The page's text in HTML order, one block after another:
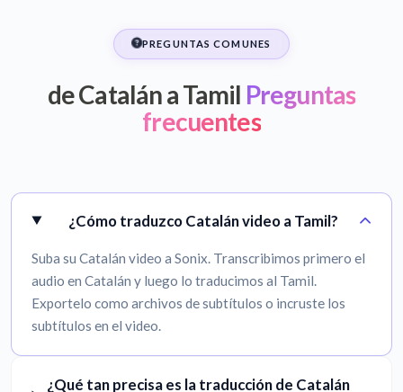
PREGUNTAS COMUNES
de Catalán a Tamil Preguntas
frecuentes
¿Cómo traduzco Catalán video a Tamil?
Suba su Catalán video a Sonix. Transcribimos primero el
audio en Catalán y luego lo traducimos al Tamil.
Exportelo como archivos de subtítulos o incruste los
subtítulos en el video.
¿Qué tan precisa es la traducción de Catalán